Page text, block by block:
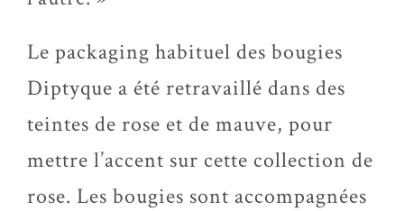
Le packaging habituel des bougies
Diptyque a été retravaillé dans des
teintes de rose et de mauve, pour
mettre l’accent sur cette collection de
rose. Les bougies sont accompagnées